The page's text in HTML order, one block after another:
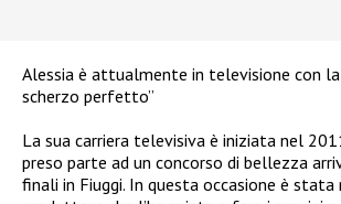
Alessia è attualmente in televisione con la
scherzo perfetto”
La sua carriera televisiva è iniziata nel
preso parte ad un concorso di bellezza
finali in Fiuggi. In questa occasione è